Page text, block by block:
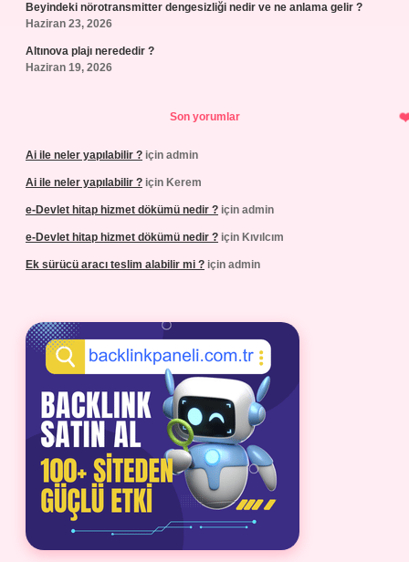
Beyindeki nörotransmitter dengesizliği nedir ve ne anlama gelir ?
Haziran 23, 2026
Altınova plajı nerededir ?
Haziran 19, 2026
Son yorumlar
Ai ile neler yapılabilir ? için admin
Ai ile neler yapılabilir ? için Kerem
e-Devlet hitap hizmet dökümü nedir ? için admin
e-Devlet hitap hizmet dökümü nedir ? için Kıvılcım
Ek sürücü aracı teslim alabilir mi ? için admin